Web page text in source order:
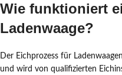
Wie funktioniert
Ladenwaage?
Der Eichprozess für
und wird von qualifizierten